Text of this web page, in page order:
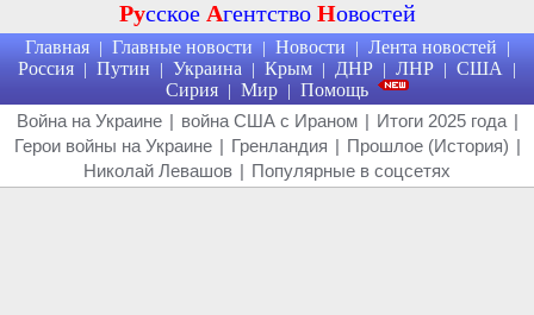
Русское Агентство Новостей
Главная | Главные новости | Новости | Лента новостей |
Россия | Путин | Украина | Крым | ДНР | ЛНР | США |
Сирия | Мир | Помощь
Война на Украине | война США с Ираном | Итоги 2025 года |
Герои войны на Украине | Гренландия | Прошлое (История) |
Николай Левашов | Популярные в соцсетях